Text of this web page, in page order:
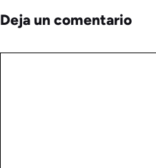
Deja un comentario